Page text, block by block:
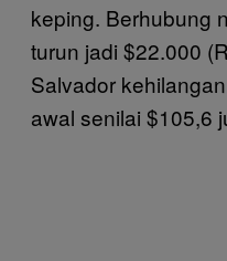
keping. Berhubung
turun jadi $22.000
Salvador
awal senilai $105,6